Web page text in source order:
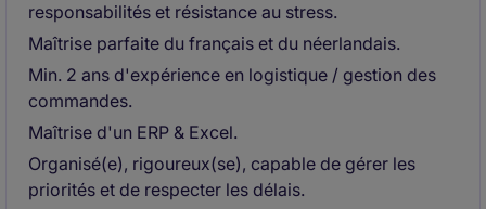
responsabilités et résistance au stress.
Maîtrise parfaite du français et du néerlandais.
Min. 2 ans d'expérience en logistique / gestion des
commandes.
Maîtrise d'un ERP & Excel.
Organisé(e), rigoureux(se), capable de gérer les
priorités et de respecter les délais.